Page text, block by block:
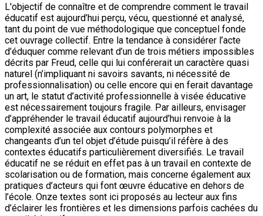
L'objectif de connaître et de comprendre comment le travail
éducatif est aujourd’hui perçu, vécu, questionné et analysé,
tant du point de vue méthodologique que conceptuel fonde
cet ouvrage collectif. Entre la tendance à considérer l’acte
d’éduquer comme relevant d’un de trois métiers impossibles
décrits par Freud, celle qui lui conférerait un caractère quasi
naturel (n’impliquant ni savoirs savants, ni nécessité de
professionnalisation) ou celle encore qui en ferait davantage
un art, le statut d’activité professionnelle à visée éducative
est nécessairement toujours fragile. Par ailleurs, envisager
d’appréhender le travail éducatif aujourd’hui renvoie à la
complexité associée aux contours polymorphes et
changeants d’un tel objet d’étude puisqu’il réfère à des
contextes éducatifs particulièrement diversifiés. Le travail
éducatif ne se réduit en effet pas à un travail en contexte de
scolarisation ou de formation, mais concerne également aux
pratiques d’acteurs qui font œuvre éducative en dehors de
l’école. Onze textes sont ici proposés au lecteur aux fins
d’éclairer les frontières et les dimensions parfois cachées du